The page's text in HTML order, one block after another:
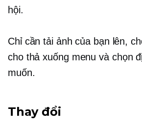
hội.
Chỉ cần tải ảnh của bạn lên,
cho thả xuống menu và chọn
muốn.
Thay đổi